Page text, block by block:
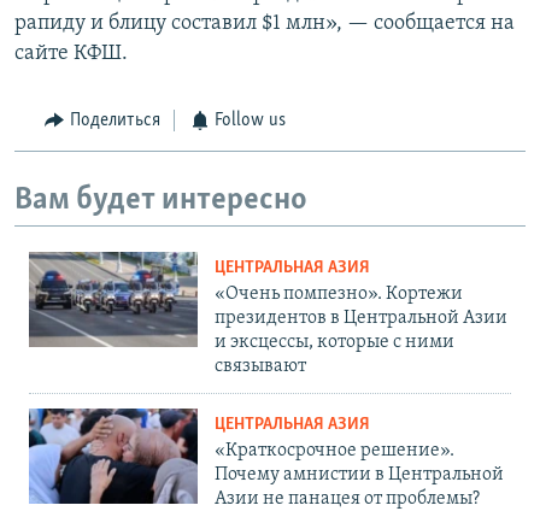
рапиду и блицу составил $1 млн», — сообщается на
сайте КФШ.
Поделиться Follow us
Вам будет интересно
ЦЕНТРАЛЬНАЯ АЗИЯ
«Очень помпезно». Кортежи
президентов в Центральной Азии
и эксцессы, которые с ними
связывают
ЦЕНТРАЛЬНАЯ АЗИЯ
«Краткосрочное решение».
Почему амнистии в Центральной
Азии не панацея от проблемы?